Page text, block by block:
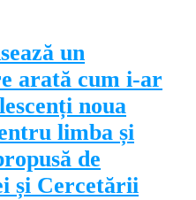
un
arată cum i-ar
noua
limba și
de
și Cercetării